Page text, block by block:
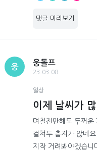
댓글 미리보기
웅
웅돌프
23.03.08
일상
이제 날씨가
며칠전만해도 두꺼운
걸쳐두 춥지가 않네
지작 거려봐야겠습니